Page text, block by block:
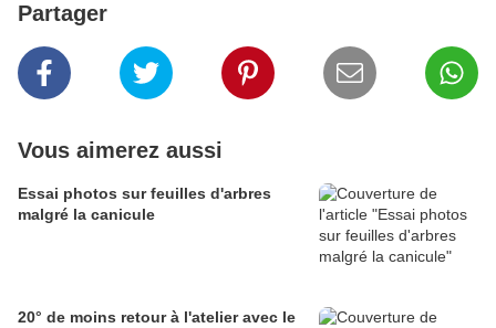
Partager
Vous aimerez aussi
Essai photos sur feuilles d'arbres
malgré la canicule
20° de moins retour à l'atelier avec le